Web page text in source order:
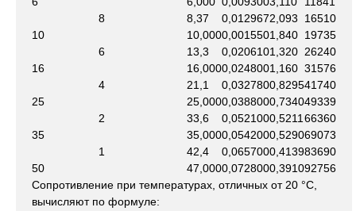
8
8,37 0,0129672,093
16510
10
10,0000,0015501,840 19735
6
13,3 0,0206101,320 26240
16
16,0000,0248001,160 31576
4
21,1 0,0327800,829541740
25
25,0000,0388000,734049339
2
33,6 0,0521000,5211 66360
35
35,0000,0542000,529069073
1
42,4 0,0657000,413983690
50
47,0000,0728000,391092756
Сопротивление при температурах, отличных от 20 °С,
вычисляют по формуле: